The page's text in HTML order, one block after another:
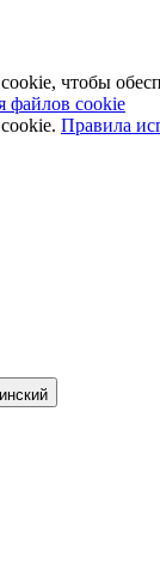
чтобы
файлов cookie
Правила